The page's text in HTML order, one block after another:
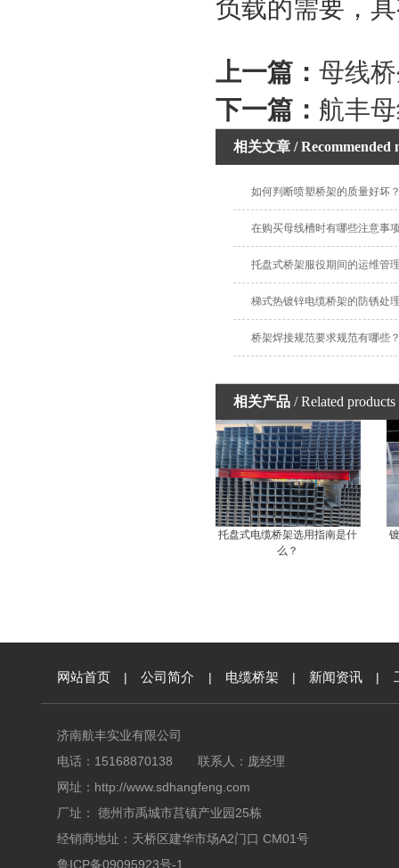
负载的需要，
上一篇： 母线
下一篇： 航丰
相关文章 / Recommended
如何判断喷塑桥架的质量好坏
在购买母线槽时有哪些注意事
托盘式桥架服役期间的运维管
梯式热镀锌电缆桥架的防锈处
桥架焊接规范要求规范有哪些
相关产品 / Related products
托盘式电缆桥架选用指南是什
么？
网站首页 | 公司简介 | 电缆桥架 | 新闻资讯 |
济南航丰实业有限公司
电话：15168870138 联系人：庞经理
网址： http://www.sdhangfeng.com
厂址： 德州市禹城市莒镇产业园25栋
经销商地址：天桥区建华市场A2门口 CM01号
鲁ICP备09095923号-1